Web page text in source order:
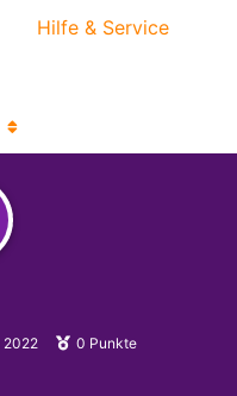
Hilfe & Service
2022 0 Punkte